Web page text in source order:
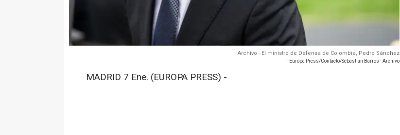
Archivo - El ministro de Defensa de Colombia, Pedro Sánchez
- Europa Press/Contacto/Sebastian Barros - Archivo
MADRID 7 Ene. (EUROPA PRESS) -